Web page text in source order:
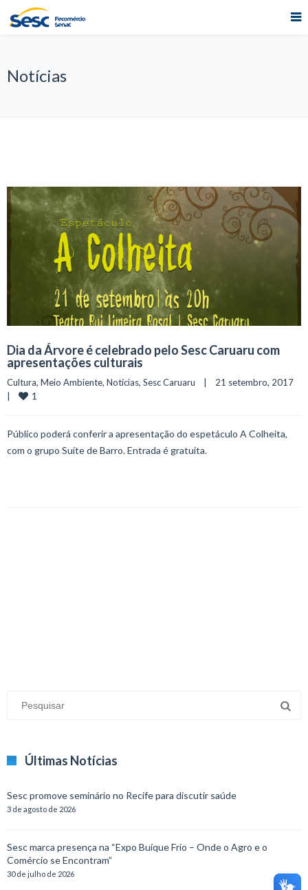
Notícias
Dia da Árvore é celebrado pelo Sesc Caruaru com
apresentações culturais
Cultura, Meio Ambiente, Notícias, Sesc Caruaru
    |    21 setembro, 2017
|
1
Público poderá conferir a apresentação do espetáculo A Colheita,
com o grupo Suíte de Barro. Entrada é gratuita.
Últimas Notícias
Sesc promove seminário no Recife para discutir saúde
3 de agosto de 2026
Sesc marca presença na “Expo Buíque Frio – Onde o Agro e o
Comércio se Encontram”
30 de julho de 2026